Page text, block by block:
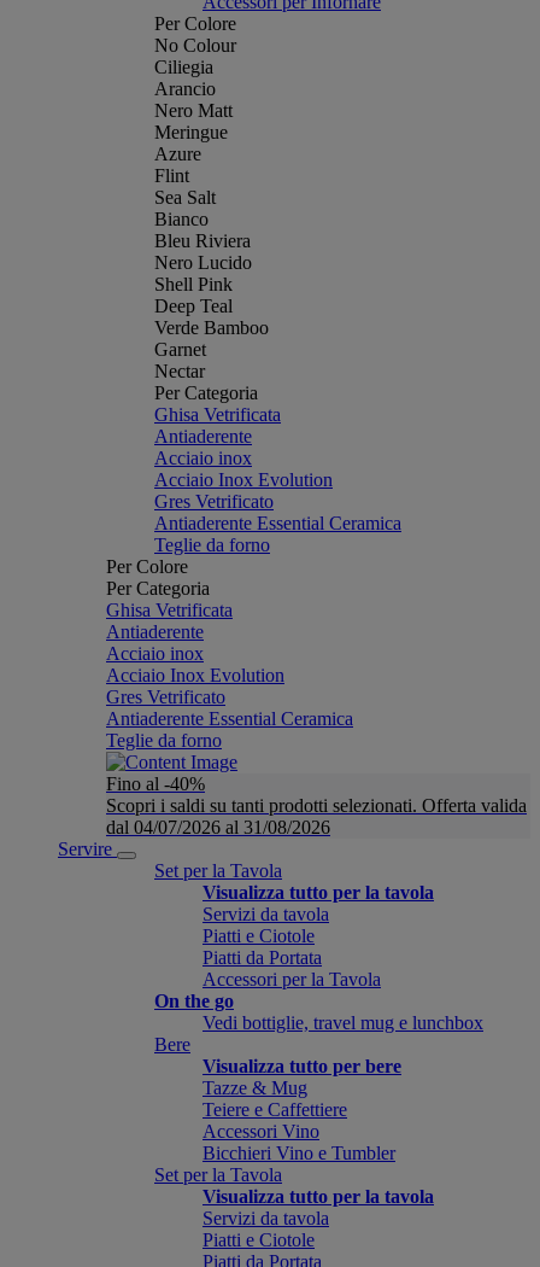
Per Colore
No Colour
Ciliegia
Arancio
Nero Matt
Meringue
Azure
Flint
Sea Salt
Bianco
Bleu Riviera
Nero Lucido
Shell Pink
Deep Teal
Verde Bamboo
Garnet
Nectar
Per Categoria
Ghisa Vetrificata
Antiaderente
Acciaio inox
Acciaio Inox Evolution
Gres Vetrificato
Antiaderente Essential Ceramica
Teglie da forno
Per Colore
Per Categoria
Ghisa Vetrificata
Antiaderente
Acciaio inox
Acciaio Inox Evolution
Gres Vetrificato
Antiaderente Essential Ceramica
Teglie da forno
Fino al -40%
Scopri i saldi su tanti prodotti selezionati. Offerta valida
dal 04/07/2026 al 31/08/2026
Servire
Set per la Tavola
Visualizza tutto per la tavola
Servizi da tavola
Piatti e Ciotole
Piatti da Portata
Accessori per la Tavola
On the go
Vedi bottiglie, travel mug e lunchbox
Bere
Visualizza tutto per bere
Tazze & Mug
Teiere e Caffettiere
Accessori Vino
Bicchieri Vino e Tumbler
Set per la Tavola
Visualizza tutto per la tavola
Servizi da tavola
Piatti e Ciotole
Piatti da Portata